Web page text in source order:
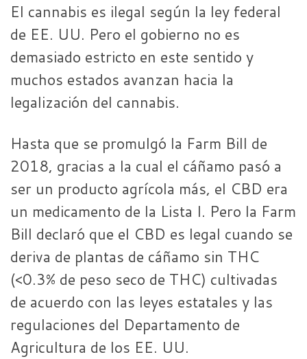
El cannabis es ilegal según la ley federal
de EE. UU. Pero el gobierno no es
demasiado estricto en este sentido y
muchos estados avanzan hacia la
legalización del cannabis.
Hasta que se promulgó la Farm Bill de
2018, gracias a la cual el cáñamo pasó a
ser un producto agrícola más, el CBD era
un medicamento de la Lista I. Pero la Farm
Bill declaró que el CBD es legal cuando se
deriva de plantas de cáñamo sin THC
(<0.3% de peso seco de THC) cultivadas
de acuerdo con las leyes estatales y las
regulaciones del Departamento de
Agricultura de los EE. UU.